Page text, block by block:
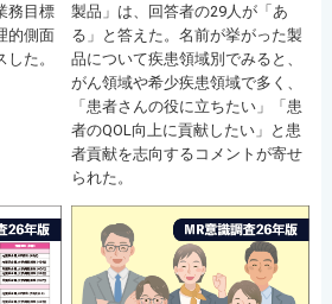
務目標
的側面
た。
製品」は、回答者の29人が「あ
る」と答えた。名前が挙がった製
品について疾患領域別でみると、
がん領域や希少疾患領域で多く、
「患者さんの役に立ちたい」「患
者のQOL向上に貢献したい」と患
者貢献を志向するコメントが寄せ
られた。